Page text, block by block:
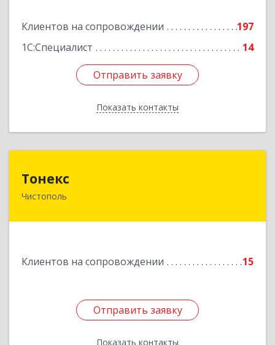
Клиентов на сопровождении
197
1С:Специалист
14
Отправить заявку
Показать контакты
Отправить заявку
Назад
Тонекс
Чистополь
Клиентов на сопровождении 15
Отправить заявку
Показать контакты
422980, Татарстан Респ, Чистопольский р-н,
Отправить заявку
Назад